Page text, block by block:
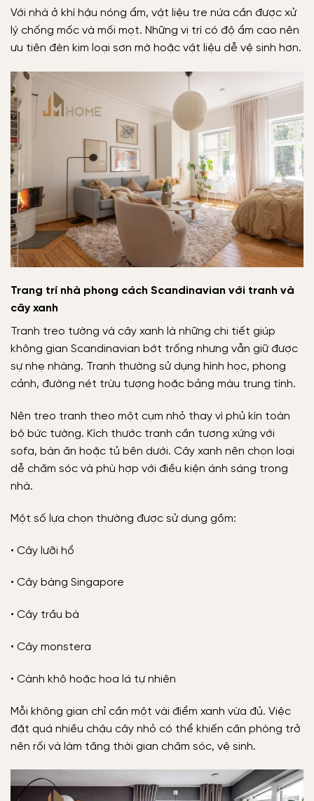
Với nhà ở khí hậu nóng ẩm, vật liệu tre nứa cần được xử
lý chống mốc và mối mọt. Những vị trí có độ ẩm cao nên
ưu tiên đèn kim loại sơn mờ hoặc vật liệu dễ vệ sinh hơn.
Trang trí nhà phong cách Scandinavian với tranh và
cây xanh
Tranh treo tường và cây xanh là những chi tiết giúp
không gian Scandinavian bớt trống nhưng vẫn giữ được
sự nhẹ nhàng. Tranh thường sử dụng hình học, phong
cảnh, đường nét trừu tượng hoặc bảng màu trung tính.
Nên treo tranh theo một cụm nhỏ thay vì phủ kín toàn
bộ bức tường. Kích thước tranh cần tương xứng với
sofa, bàn ăn hoặc tủ bên dưới. Cây xanh nên chọn loại
dễ chăm sóc và phù hợp với điều kiện ánh sáng trong
nhà.
Một số lựa chọn thường được sử dụng gồm:
• Cây lưỡi hổ
• Cây bàng Singapore
• Cây trầu bà
• Cây monstera
• Cành khô hoặc hoa lá tự nhiên
Mỗi không gian chỉ cần một vài điểm xanh vừa đủ. Việc
đặt quá nhiều chậu cây nhỏ có thể khiến căn phòng trở
nên rối và làm tăng thời gian chăm sóc, vệ sinh.